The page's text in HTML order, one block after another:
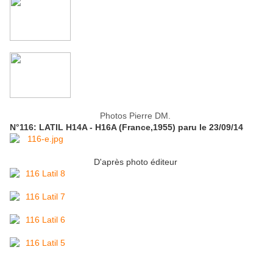
Photos Pierre DM.
N°116: LATIL H14A - H16A (France,1955) paru le 23/09/14
D'après photo éditeur